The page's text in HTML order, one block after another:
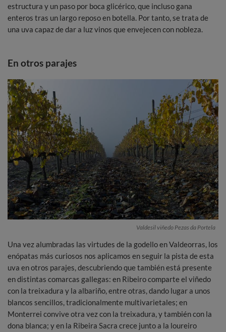
estructura y un paso por boca glicérico, que incluso gana
enteros tras un largo reposo en botella. Por tanto, se trata de
una uva capaz de dar a luz vinos que envejecen con nobleza.
En otros parajes
Valdesil viñedo Pezas da Portela
Una vez alumbradas las virtudes de la godello en Valdeorras, los
enópatas más curiosos nos aplicamos en seguir la pista de esta
uva en otros parajes, descubriendo que también está presente
en distintas comarcas gallegas: en Ribeiro comparte el viñedo
con la treixadura y la albariño, entre otras, dando lugar a unos
blancos sencillos, tradicionalmente multivarietales; en
Monterrei convive otra vez con la treixadura, y también con la
dona blanca; y en la Ribeira Sacra crece junto a la loureiro